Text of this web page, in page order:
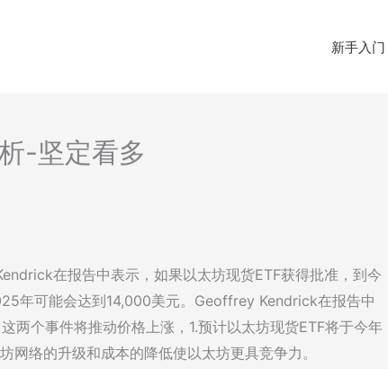
新手入门
-坚定看多
在报告中表示，如果以太坊现货ETF获得批准，到今
年可能会达到14,000美元。Geoffrey Kendrick在报告中
两个事件将推动价格上涨，1.预计以太坊现货ETF将于今年
络的升级和成本的降低使以太坊更具竞争力。